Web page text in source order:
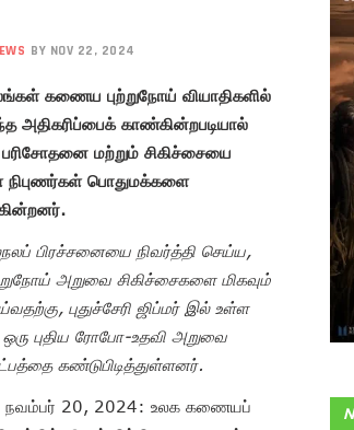
BY NOV 22, 2024
கணைய புற்றுநோய் வியாதிகளில்
அதிகரிப்பைக் காண்கின்றபடியால்
பரிசோதனை மற்றும் சிகிச்சையை
பொதுமக்களை
பிரச்சனையை நிவர்த்தி செய்ய,
அறுவை சிகிச்சைகளை மிகவும்
புதுச்சேரி ஜிப்மர் இல் உள்ள
புதிய ரோபோ-உதவி அறுவை
கண்டுபிடித்துள்ளனர்.
20, 2024: உலக கணையப்